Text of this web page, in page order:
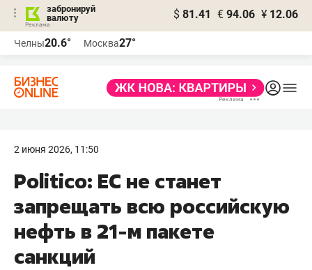
забронируй
валюту
$ 81.41 € 94.06 ¥ 12.06
Челны20.6° Москва27°
2 июня 2026, 11:50
Politico: ЕС не станет
запрещать всю российскую
нефть в 21-м пакете
санкций